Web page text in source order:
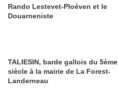
Rando Lestevet-Ploéven et le
Douarneniste
TALIESIN, barde gallois du 5ème
siècle à la mairie de La Forest-
Landerneau